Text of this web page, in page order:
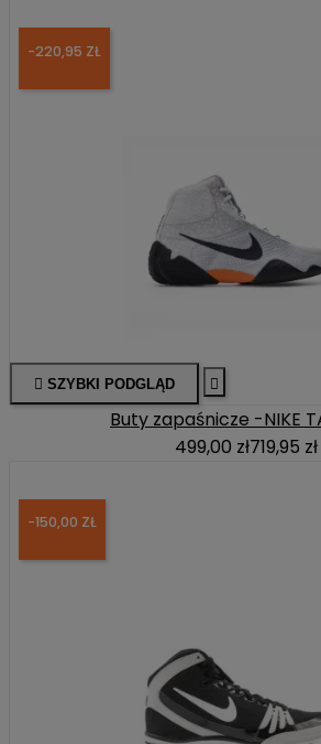
-220,95 ZŁ
 SZYBKI PODGLĄD 
Buty zapaśnicze -NIKE
499,00 zł719,95 zł
-150,00 ZŁ